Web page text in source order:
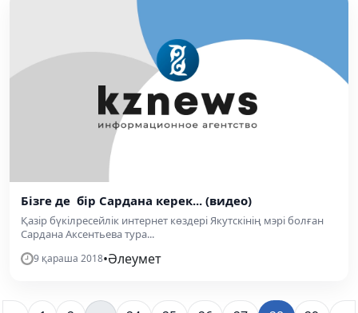
Бізге де бір Сардана керек... (видео)
Қазір бүкілресейлік интернет көздері Якутскінің мэрі болған
Сардана Аксентьева тура...
9 қараша 2018•Әлеумет